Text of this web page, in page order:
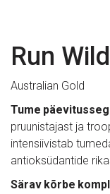
Run Wild
Australian Gold
Tume
pruunistajast ja
intensiivistab
antioksüdantide
Särav kõrbe